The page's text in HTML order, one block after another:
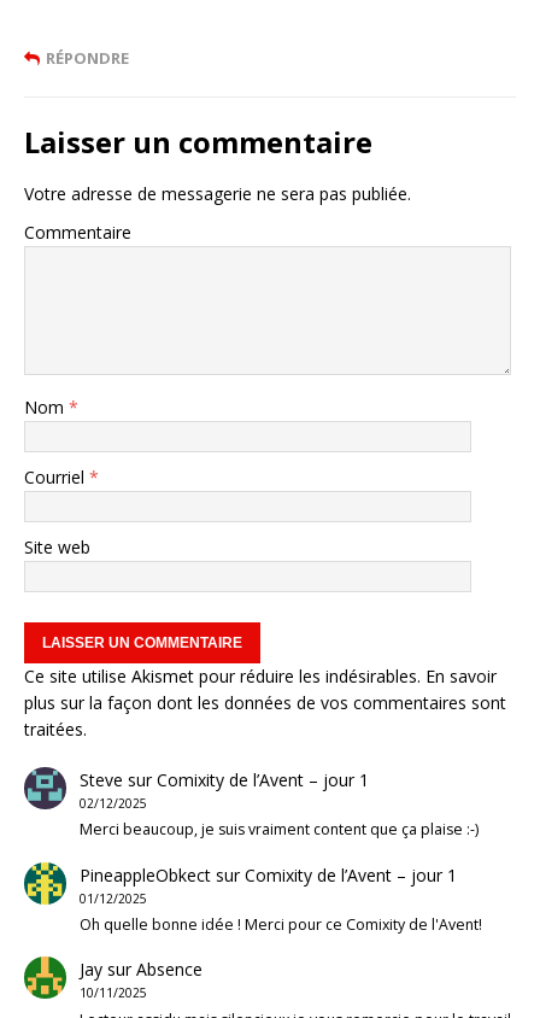
RÉPONDRE
Laisser un commentaire
Votre adresse de messagerie ne sera pas publiée.
Commentaire
Nom *
Courriel *
Site web
Ce site utilise Akismet pour réduire les indésirables. En savoir
plus sur la façon dont les données de vos commentaires sont
traitées.
Steve surComixity de l’Avent – jour 1
02/12/2025
Merci beaucoup, je suis vraiment content que ça plaise :-)
PineappleObkectsurComixity de l’Avent – jour 1
01/12/2025
Oh quelle bonne idée ! Merci pour ce Comixity de l'Avent!
JaysurAbsence
10/11/2025